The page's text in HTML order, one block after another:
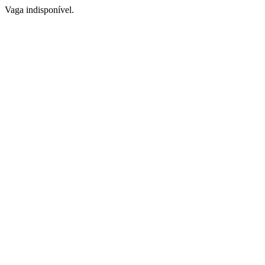
Vaga indisponível.